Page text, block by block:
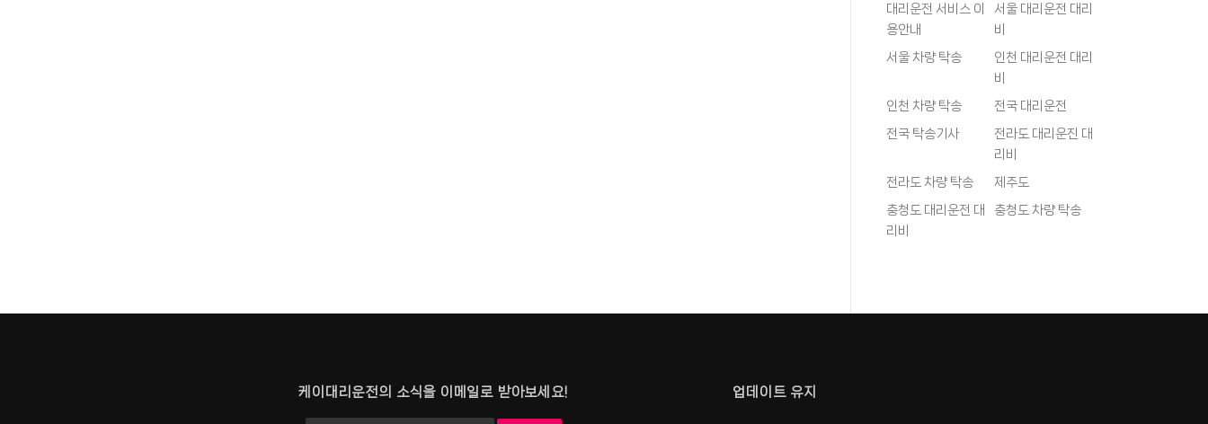
대리운전 서비스 이
용안내
서울 대리운전 대리
비
서울 차량 탁송
인천 대리운전 대리
비
인천 차량 탁송
전국 대리운전
전국 탁송기사
전라도 대리운진 대
리비
전라도 차량 탁송
제주도
충청도 대리운전 대
리비
충청도 차량 탁송
케이대리운전의 소식을 이메일로 받아보세요! 업데이트 유지